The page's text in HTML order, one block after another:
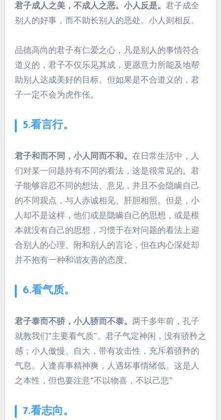
君子成人之美，不成人之恶。小人反是。 君子成全
别人的好事，而不助长别人的恶处。小人则相反。
品德高尚的君子有仁爱之心，凡是别人的事情符合
道义的，君子不仅乐见其成，更愿意力所能及地帮
助别人达成美好的目标。但如果是不合道义的，君
子一定不会为虎作伥。
5.看言行。
君子和而不同，小人同而不和。 在日常生活中，人
们对某一问题持有不同的看法，这是很常见的。君
子能够容忍不同的想法、意见，并且不会隐瞒自己
的不同观点，与人赤诚相见、肝胆相照。但是，小
人却不是这样，他们或是隐瞒自己的思想，或是根
本就没有自己的思想，习惯于在对问题的看法上迎
合别人的心理、附和别人的言论，但在内心深处却
并不抱有一种和谐友善的态度。
6.看气质。
君子泰而不骄，小人骄而不泰。 两千多年前，孔子
就教我们“主要看气质”。君子气定神闲，没有骄矜之
感；小人傲慢、自大，带有攻击性，充斥着骄矜的
气息。人逢喜事精神爽，人遇坏事情绪低。这是人
之本性，但也要注意“不以物喜，不以己悲”
7.看志向。